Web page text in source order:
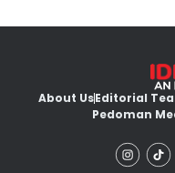
About UsEditorial
Pedoman